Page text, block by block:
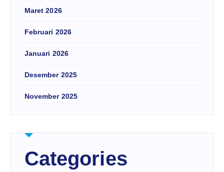
Maret 2026
Februari 2026
Januari 2026
Desember 2025
November 2025
Categories